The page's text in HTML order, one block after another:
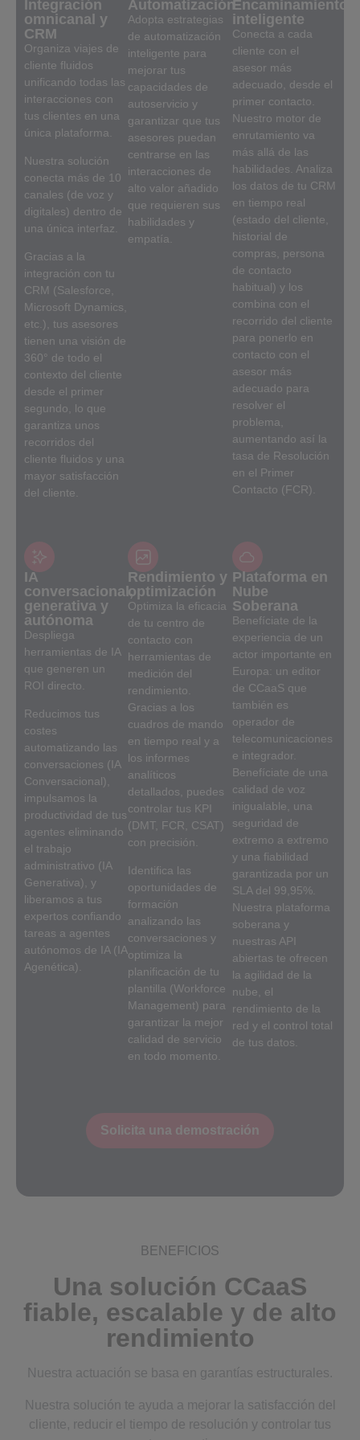
Integración
omnicanal y
CRM
Organiza viajes de
cliente fluidos
unificando todas las
interacciones con
tus clientes en una
única plataforma.
Nuestra solución
conecta más de 10
canales (de voz y
digitales) dentro de
una única interfaz.
Gracias a la
integración con tu
CRM (Salesforce,
Microsoft Dynamics,
etc.), tus asesores
tienen una visión de
360° de todo el
contexto del cliente
desde el primer
segundo, lo que
garantiza unos
recorridos del
cliente fluidos y una
mayor satisfacción
del cliente.
Automatización
Adopta estrategias
de automatización
inteligente para
mejorar tus
capacidades de
autoservicio y
garantizar que tus
asesores puedan
centrarse en las
interacciones de
alto valor añadido
que requieren sus
habilidades y
empatía.
Encaminamiento
inteligente
Conecta a cada
cliente con el
asesor más
adecuado, desde el
primer contacto.
Nuestro motor de
enrutamiento va
más allá de las
habilidades. Analiza
los datos de tu CRM
en tiempo real
(estado del cliente,
historial de
compras, persona
de contacto
habitual) y los
combina con el
recorrido del cliente
para ponerlo en
contacto con el
asesor más
adecuado para
resolver el
problema,
aumentando así la
tasa de Resolución
en el Primer
Contacto (FCR).
IA
conversacional,
generativa y
autónoma
Despliega
herramientas de IA
que generen un
ROI directo.
Reducimos tus
costes
automatizando las
conversaciones (IA
Conversacional),
impulsamos la
productividad de tus
agentes eliminando
el trabajo
administrativo (IA
Generativa), y
liberamos a tus
expertos confiando
tareas a agentes
autónomos de IA (IA
Agenética).
Rendimiento y
optimización
Optimiza la eficacia
de tu centro de
contacto con
herramientas de
medición del
rendimiento.
Gracias a los
cuadros de mando
en tiempo real y a
los informes
analíticos
detallados, puedes
controlar tus KPI
(DMT, FCR, CSAT)
con precisión.
Identifica las
oportunidades de
formación
analizando las
conversaciones y
optimiza la
planificación de tu
plantilla (Workforce
Management) para
garantizar la mejor
calidad de servicio
en todo momento.
Plataforma en
Nube
Soberana
Benefíciate de la
experiencia de un
actor importante en
Europa: un editor
de CCaaS que
también es
operador de
telecomunicaciones
e integrador.
Benefíciate de una
calidad de voz
inigualable, una
seguridad de
extremo a extremo
y una fiabilidad
garantizada por un
SLA del 99,95%.
Nuestra plataforma
soberana y
nuestras API
abiertas te ofrecen
la agilidad de la
nube, el
rendimiento de la
red y el control total
de tus datos.
Solicita una demostración
BENEFICIOS
Una solución CCaaS
fiable, escalable y de alto
rendimiento
Nuestra actuación se basa en garantías estructurales.
Nuestra solución te ayuda a mejorar la satisfacción del
cliente, reducir el tiempo de resolución y controlar tus